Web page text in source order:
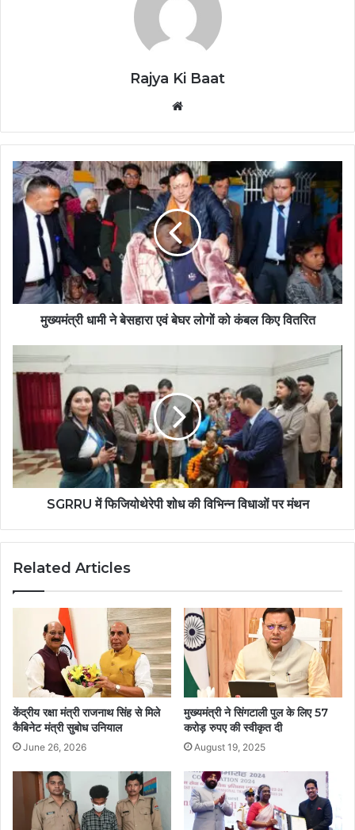
Rajya Ki Baat
मुख्यमंत्री धामी ने बेसहारा एवं बेघर लोगों को कंबल किए वितरित
SGRRU में फिजियोथेरेपी शोध की विभिन्न विधाओं पर मंथन
Related Articles
केंद्रीय रक्षा मंत्री राजनाथ सिंह से मिले
कैबिनेट मंत्री सुबोध उनियाल
June 26, 2026
मुख्यमंत्री ने सिंगटाली पुल के लिए 57
करोड़ रुपए की स्वीकृत दी
August 19, 2025